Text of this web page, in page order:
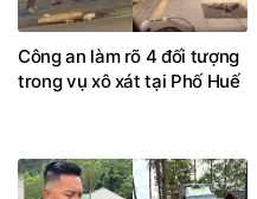
Công an làm rõ 4 đối tượng
trong vụ xô xát tại Phố Huế